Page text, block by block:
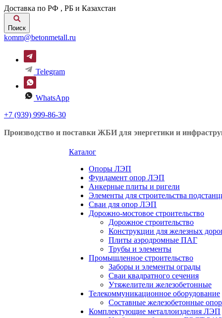
Доставка по РФ , РБ и Казахстан
Поиск
komm@betonmetall.ru
Telegram
WhatsApp
+7 (939) 999-86-30
Производство и поставки ЖБИ для энергетики и
Каталог
Опоры ЛЭП
Фундамент опор ЛЭП
Анкерные плиты и ригели
Элементы для строительства
Сваи для опор ЛЭП
Дорожно-мостовое строительство
Дорожное строительство
Конструкции для железных
Плиты аэродромные ПАГ
Трубы и элементы
Промышленное строительство
Заборы и элементы ограды
Сваи квадратного сечения
Утяжелители железобетонные
Телекоммуникационное оборудование
Составные железобетонные
Комплектующие металлоизделия ЛЭП